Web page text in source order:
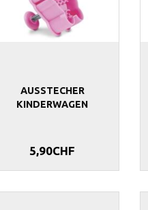
AUSSTECHER
KINDERWAGEN
5,90CHF